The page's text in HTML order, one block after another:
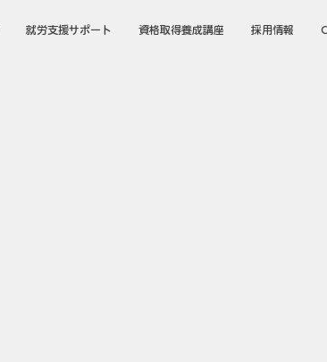
就労支援サポート 資格取得養成講座 採用情報